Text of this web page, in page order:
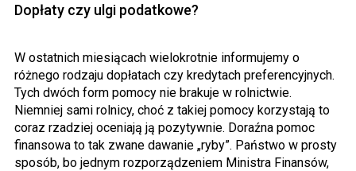
Dopłaty czy ulgi podatkowe?
W ostatnich miesiącach wielokrotnie informujemy o
różnego rodzaju dopłatach czy kredytach preferencyjnych.
Tych dwóch form pomocy nie brakuje w rolnictwie.
Niemniej sami rolnicy, choć z takiej pomocy korzystają to
coraz rzadziej oceniają ją pozytywnie. Doraźna pomoc
finansowa to tak zwane dawanie „ryby”. Państwo w prosty
sposób, bo jednym rozporządzeniem Ministra Finansów,